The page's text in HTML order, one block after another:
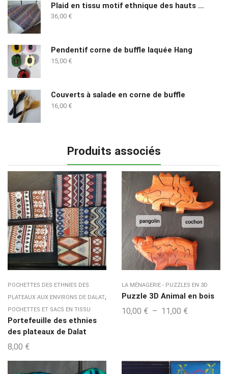
Plaid en tissu motif ethnique des hauts plateaux du Vietnam
36,00 €
Pendentif corne de buffle laquée Hang
15,00 €
Couverts à salade en corne de buffle
16,00 €
Produits associés
POCHETTES DES ETHNIES DES
PLATEAUX AUX ENVIRONS DE DALAT,
POCHETTES ET SACS EN TISSU
Portefeuille des ethnies
des plateaux de Dalat
8,00 €
LA MÉNAGERIE - PUZZLES EN 3D
Puzzle 3D Animal en bois
10,00 € – 11,00 €Plage
à
11,00 €